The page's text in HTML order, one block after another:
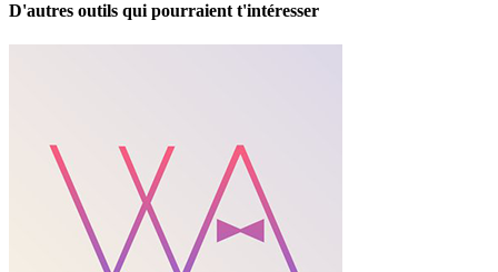
D'autres outils qui pourraient t'intéresser